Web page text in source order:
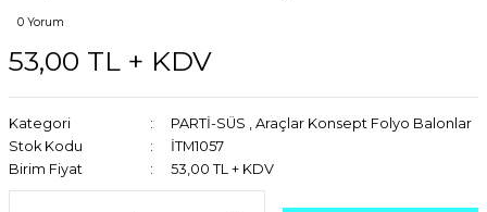
0 Yorum
53,00 TL + KDV
Kategori PARTİ-SÜS , Araçlar Konsept Folyo Balonlar
Stok Kodu
İTM1057
Birim Fiyat
53,00 TL + KDV